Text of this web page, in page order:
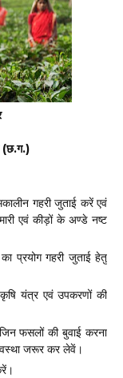
(छ.ग.)
गहरी जुताई करें एवं
एवं कीड़ों के अण्डे नष्ट
प्रयोग गहरी जुताई हेतु
यंत्र एवं उपकरणों की
फसलों की बुवाई करना
जरूर कर लेवें।